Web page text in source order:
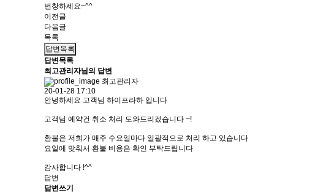
번창하세요~^^
이전글
다음글
목록
답변목록
답변목록
최고관리자님의 답변
최고관리자
20-01-28 17:10
안녕하세요 고객님 하이프라하 입니다
고객님 예약건 취소 처리 도와드리겠습니다 ~!
환불은 저희가 매주 수요일마다 일괄적으로 처리 하고 있습니다
요일에 맞춰서 환불 비용은 확인 부탁드립니다
감사합니다 !^^
답변
답변쓰기